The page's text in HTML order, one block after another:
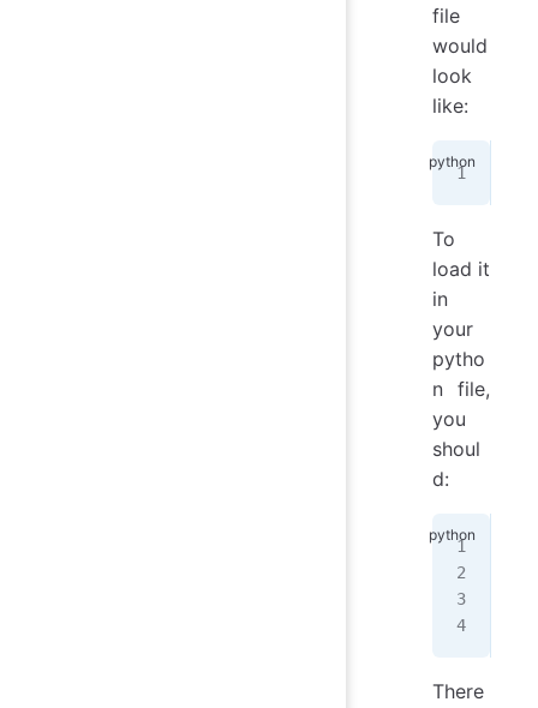
file
would
look
like:
To
load it
in
your
pytho
n file,
you
shoul
d:
There